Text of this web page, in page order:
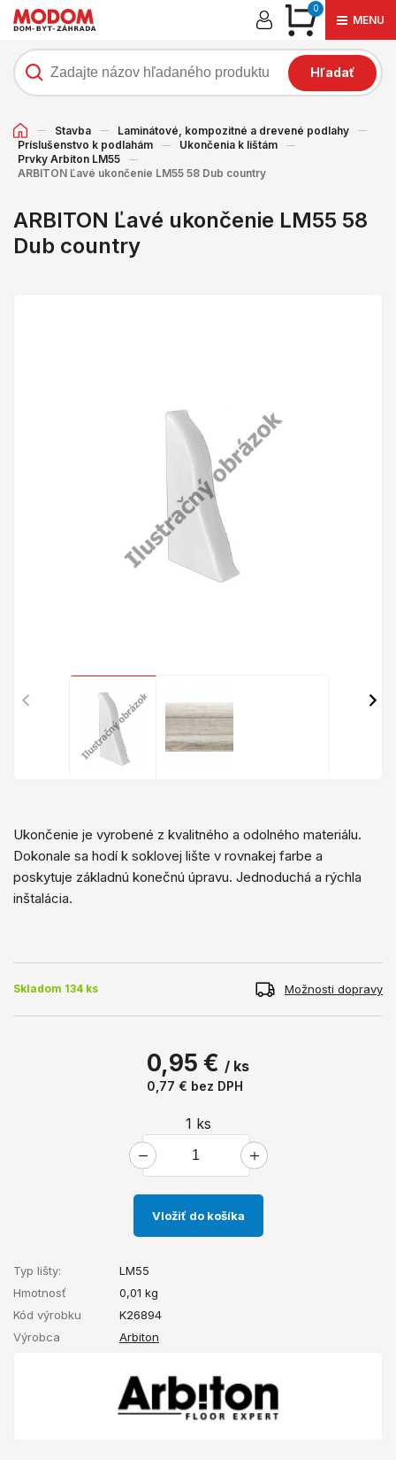
0
MENU
Hľadať
Stavba
Laminátové, kompozitné a drevené podlahy
Príslušenstvo k podlahám
Ukončenia k lištám
Prvky Arbiton LM55
ARBITON Ľavé ukončenie LM55 58 Dub country
ARBITON Ľavé ukončenie LM55 58
Dub country
Ukončenie je vyrobené z kvalitného a ​​odolného materiálu.
Dokonale sa hodí k soklovej lište v rovnakej farbe a
poskytuje základnú konečnú úpravu. Jednoduchá a rýchla
inštalácia.
Skladom 134 ks Možnosti dopravy
0,95 € / ks
0,77 € bez DPH
1 ks
Vložiť do košíka
Typ lišty:
LM55
Hmotnosť
0,01 kg
Kód výrobku
K26894
Výrobca
Arbiton